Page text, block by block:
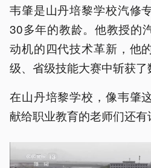
韦肇是山丹培黎学校汽修
30多年的教龄。他教授的
动机的四代技术革新，他
级、省级技能大赛中斩获了
在山丹培黎学校，像韦肇
献给职业教育的老师们还有